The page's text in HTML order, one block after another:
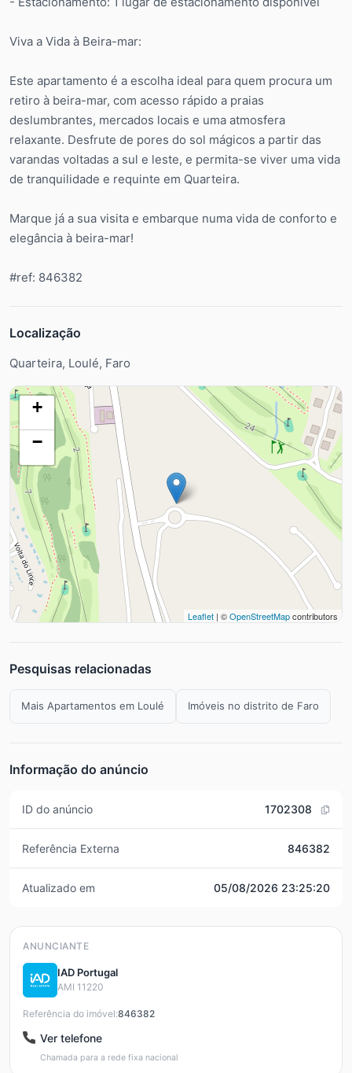
Viva a Vida à Beira-mar:
Este apartamento é a escolha ideal para quem procura um
retiro à beira-mar, com acesso rápido a praias
deslumbrantes, mercados locais e uma atmosfera
relaxante. Desfrute de pores do sol mágicos a partir das
varandas voltadas a sul e leste, e permita-se viver uma vida
de tranquilidade e requinte em Quarteira.
Marque já a sua visita e embarque numa vida de conforto e
elegância à beira-mar!
#ref: 846382
Localização
Quarteira, Loulé, Faro
+
−
Leaflet | ©OpenStreetMapcontributors
Pesquisas relacionadas
Mais Apartamentos em Loulé Imóveis no distrito de Faro
Informação do anúncio
ID do anúncio 1702308
Referência Externa 846382
Atualizado em 05/08/2026 23:25:20
ANUNCIANTE
IAD Portugal
AMI 11220
Referência do imóvel:846382
Ver telefone
Chamada para a rede fixa nacional